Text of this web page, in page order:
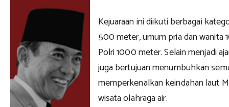
Kejuaraan ini diikuti berbagai
500 meter, umum pria dan
Polri 1000 meter. Selain menjadi
juga bertujuan menumbuhkan
memperkenalkan keindahan laut
wisata olahraga air.